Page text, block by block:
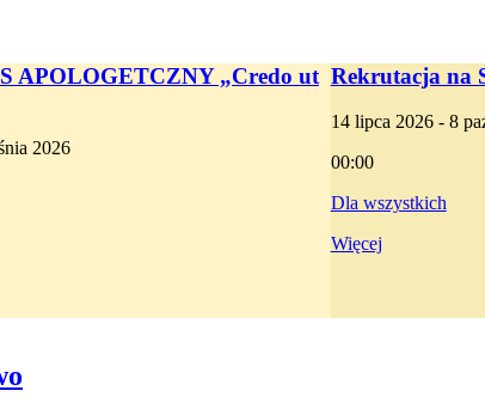
APOLOGETCZNY „Credo ut
2026
Rekrutacja na
14 lipca 2026 - 8
00:00
Dla wszystkich
Więcej